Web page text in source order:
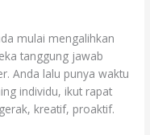
mulai mengalihkan
tanggung jawab
Anda lalu punya waktu
individu, ikut rapat
kreatif, proaktif.